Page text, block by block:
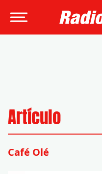
Artículo
Café Olé